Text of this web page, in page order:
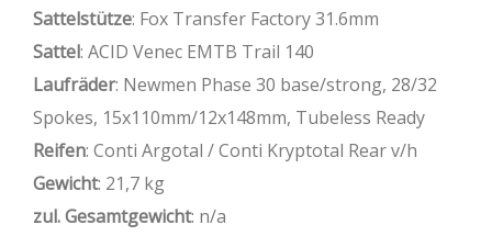
Sattelstütze: Fox Transfer Factory 31.6mm
Sattel: ACID Venec EMTB Trail 140
Laufräder: Newmen Phase 30 base/strong, 28/32
Spokes, 15x110mm/12x148mm, Tubeless Ready
Reifen: Conti Argotal / Conti Kryptotal Rear v/h
Gewicht: 21,7 kg
zul. Gesamtgewicht: n/a